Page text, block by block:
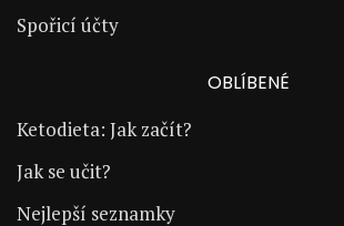
Spořicí účty
OBLÍBENÉ
Ketodieta: Jak začít?
Jak se učit?
Nejlepší seznamky